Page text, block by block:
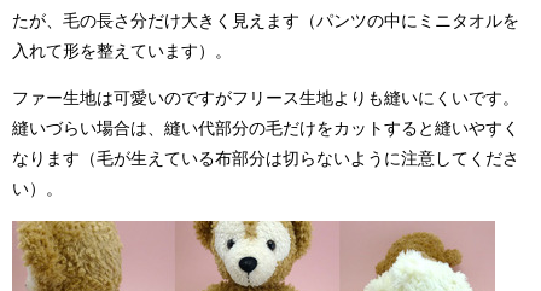
たが、毛の長さ分だけ大きく見えます（パンツの中にミニタオルを
入れて形を整えています）。
ファー生地は可愛いのですがフリース生地よりも縫いにくいです。
縫いづらい場合は、縫い代部分の毛だけをカットすると縫いやすく
なります（毛が生えている布部分は切らないように注意してくださ
い）。